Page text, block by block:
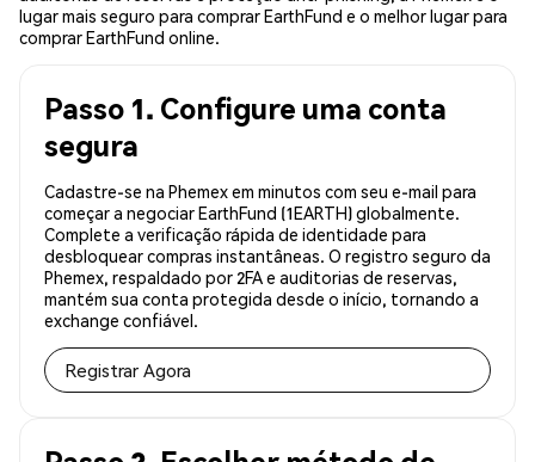
lugar mais seguro para comprar EarthFund e o melhor lugar para
comprar EarthFund online.
Passo 1. Configure uma conta
segura
Cadastre-se na Phemex em minutos com seu e-mail para
começar a negociar EarthFund (1EARTH) globalmente.
Complete a verificação rápida de identidade para
desbloquear compras instantâneas. O registro seguro da
Phemex, respaldado por 2FA e auditorias de reservas,
mantém sua conta protegida desde o início, tornando a
exchange confiável.
Registrar Agora